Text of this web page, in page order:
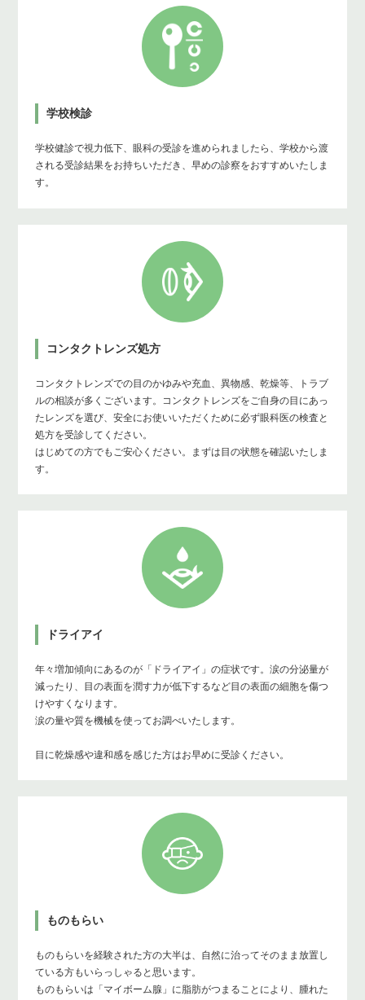
学校検診
学校健診で視力低下、眼科の受診を進められましたら、学校から渡
される受診結果をお持ちいただき、早めの診察をおすすめいたしま
す。
コンタクトレンズ処方
コンタクトレンズでの目のかゆみや充血、異物感、乾燥等、トラブ
ルの相談が多くございます。コンタクトレンズをご自身の目にあっ
たレンズを選び、安全にお使いいただくために必ず眼科医の検査と
処方を受診してください。
はじめての方でもご安心ください。まずは目の状態を確認いたしま
す。
ドライアイ
年々増加傾向にあるのが「ドライアイ」の症状です。涙の分泌量が
減ったり、目の表面を潤す力が低下するなど目の表面の細胞を傷つ
けやすくなります。
涙の量や質を機械を使ってお調べいたします。
目に乾燥感や違和感を感じた方はお早めに受診ください。
ものもらい
ものもらいを経験された方の大半は、自然に治ってそのまま放置し
ている方もいらっしゃると思います。
ものもらいは「マイボーム腺」に脂肪がつまることにより、腫れた